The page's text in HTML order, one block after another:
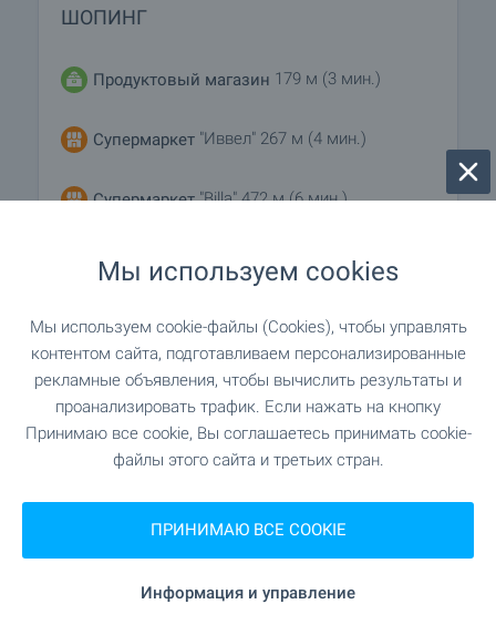
ШОПИНГ
Продуктовый магазин 179 м (3 мин.)
Супермаркет "Иввел" 267 м (4 мин.)
Супермаркет "Billa" 472 м (6 мин.)
Рынок "Понеделник пазар" 647 м (8 мин.)
Пекарня 443 м (6 мин.)
Зоо магазин348 м (5 мин.)
Торгово-развлекательный центр"Хали" 890 м
(11 мин.)
УСЛУГИ
Мы используем cookies
Мы используем cookie-файлы (Cookies), чтобы управлять
контентом сайта, подготавливаем персонализированные
рекламные объявления, чтобы вычислить результаты и
проанализировать трафик. Если нажать на кнопку
Принимаю все cookie, Вы соглашаетесь принимать cookie-
файлы этого сайта и третьих стран.
ПРИНИМАЮ ВСЕ COOKIE
Информация и управление